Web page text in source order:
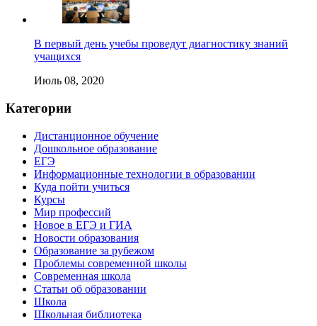
В первый день учебы проведут диагностику знаний
учащихся
Июль 08, 2020
Категории
Дистанционное обучение
Дошкольное образование
ЕГЭ
Информационные технологии в образовании
Куда пойти учиться
Курсы
Мир профессий
Новое в ЕГЭ и ГИА
Новости образования
Образование за рубежом
Проблемы современной школы
Современная школа
Статьи об образовании
Школа
Школьная библиотека